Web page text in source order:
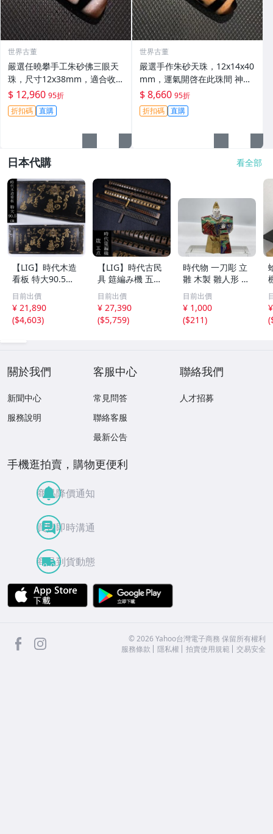
世界古董
嚴選任曉攀手工朱砂佛三眼天
珠，尺寸12x38mm，適合收
藏與佩戴 任曉攀 三眼天珠 佛
珠
$ 12,960 95折
折扣碼 直購
世界古董
嚴選手作朱砂天珠，12x14x40
mm，運氣開啓在此珠間 神秘
天珠 運勢提升 天然天珠
$ 8,660 95折
折扣碼 直購
日本代購 看全部
【LIG】時代木造
看板 特大90.5㎝
金彩 本舗 高田徳
左衛門 古美術品
2606.676
目前出價
¥ 21,890
($4,603)
【LIG】時代古民
具 筵編み機 五点
むしろ編み 筬 お
さ 農具 古道具 26
04.458
目前出價
¥ 27,390
($5,759)
時代物 一刀彫 立
雛 木製 雛人形 木
彫彩色 小型 2.2×
3.5×H5.7cm ひな
祭り 郷土玩具 木
工芸 置物 木彫人
目前出價
¥ 1,000
($211)
(
關於我們
新聞中心
服務說明
客服中心
常見問答
聯絡客服
最新公告
聯絡我們
人才招募
手機逛拍賣，購物更便利
商品降價通知
買賣即時溝通
商品到貨動態
APP Store
facebook ©2026 Yahoo台灣電子商務 保留所有權利
服務條款
隱私權 拍賣使用規範 交易安全